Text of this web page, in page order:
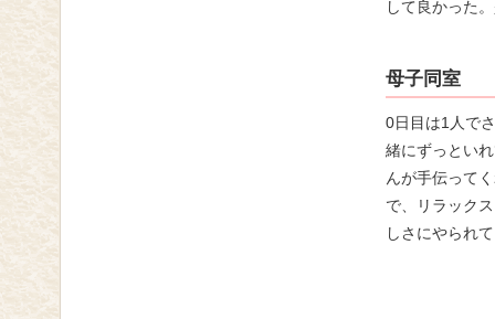
して良かった
母子同室
0日目は1人で
緒にずっとい
んが手伝って
で、リラック
しさにやられ